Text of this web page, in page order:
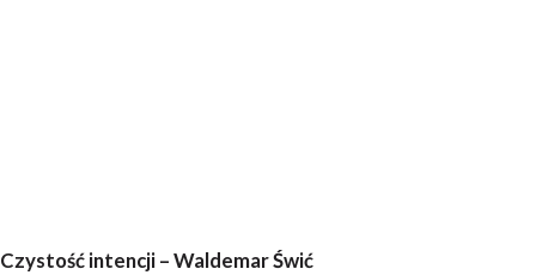
Czystość intencji – Waldemar Świć